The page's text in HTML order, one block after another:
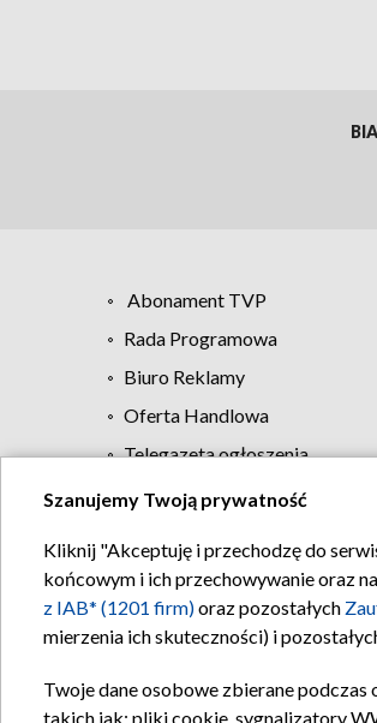
Abonament TVP
Rada Programowa
Biuro Reklamy
Oferta Handlowa
Telegazeta ogłoszenia
Szanujemy Twoją prywatność
Kliknij "Akceptuję i przechodzę do
końcowym i ich przechowywanie oraz
z IAB* (1201 firm)oraz pozostałych
mierzenia ich skuteczności) i
Twoje dane osobowe zbierane
takich jak: pliki cookie, sygnalizatory